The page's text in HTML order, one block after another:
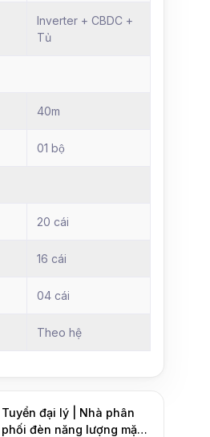
Inverter + CBDC +
Tủ
40m
01 bộ
20 cái
16 cái
04 cái
Theo hệ
Tuyển đại lý | Nhà phân
phối đèn năng lượng mặt